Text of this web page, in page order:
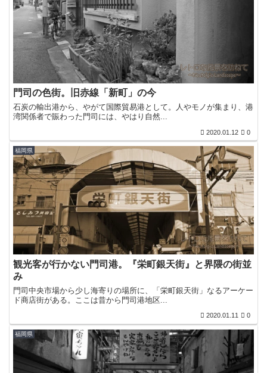
門司の色街。旧赤線「新町」の今
石炭の輸出港から、やがて国際貿易港として。人やモノが集まり、港
湾関係者で賑わった門司には、やはり自然...
2020.01.12 0
福岡県
観光客が行かない門司港。『栄町銀天街』と界隈の街並
み
門司中央市場から少し海寄りの場所に、「栄町銀天街」なるアーケー
ド商店街がある。ここは昔から門司港地区...
2020.01.11 0
福岡県